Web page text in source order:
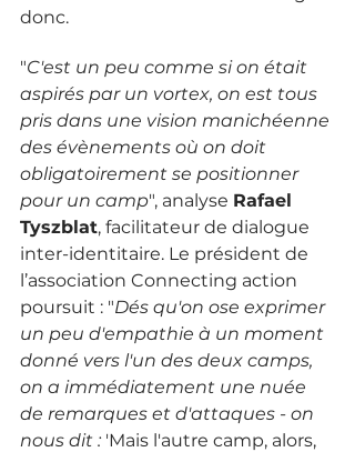
donc.
"C'est un peu comme si on était
aspirés par un vortex, on est tous
pris dans une vision manichéenne
des évènements où on doit
obligatoirement se positionner
pour un camp", analyse Rafael
Tyszblat, facilitateur de dialogue
inter-identitaire. Le président de
l’association Connecting action
poursuit : "Dés qu'on ose exprimer
un peu d'empathie à un moment
donné vers l'un des deux camps,
on a immédiatement une nuée
de remarques et d'attaques - on
nous dit : 'Mais l'autre camp, alors,